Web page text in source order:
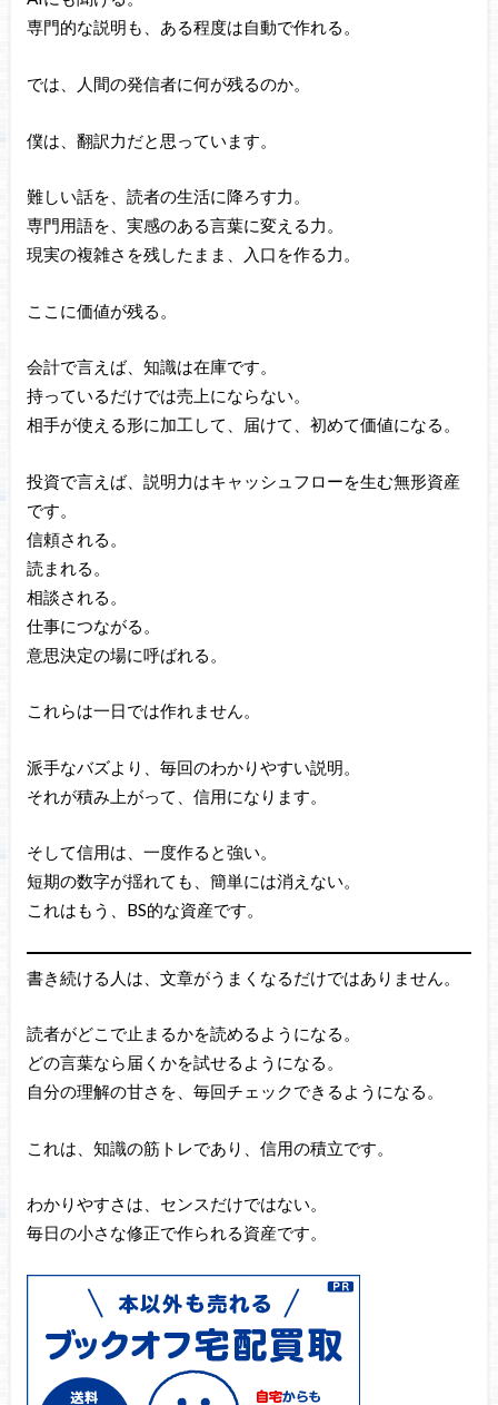
専門的な説明も、ある程度は自動で作れる。
では、人間の発信者に何が残るのか。
僕は、翻訳力だと思っています。
難しい話を、読者の生活に降ろす力。
専門用語を、実感のある言葉に変える力。
現実の複雑さを残したまま、入口を作る力。
ここに価値が残る。
会計で言えば、知識は在庫です。
持っているだけでは売上にならない。
相手が使える形に加工して、届けて、初めて価値になる。
投資で言えば、説明力はキャッシュフローを生む無形資産
です。
信頼される。
読まれる。
相談される。
仕事につながる。
意思決定の場に呼ばれる。
これらは一日では作れません。
派手なバズより、毎回のわかりやすい説明。
それが積み上がって、信用になります。
そして信用は、一度作ると強い。
短期の数字が揺れても、簡単には消えない。
これはもう、BS的な資産です。
書き続ける人は、文章がうまくなるだけではありません。
読者がどこで止まるかを読めるようになる。
どの言葉なら届くかを試せるようになる。
自分の理解の甘さを、毎回チェックできるようになる。
これは、知識の筋トレであり、信用の積立です。
わかりやすさは、センスだけではない。
毎日の小さな修正で作られる資産です。